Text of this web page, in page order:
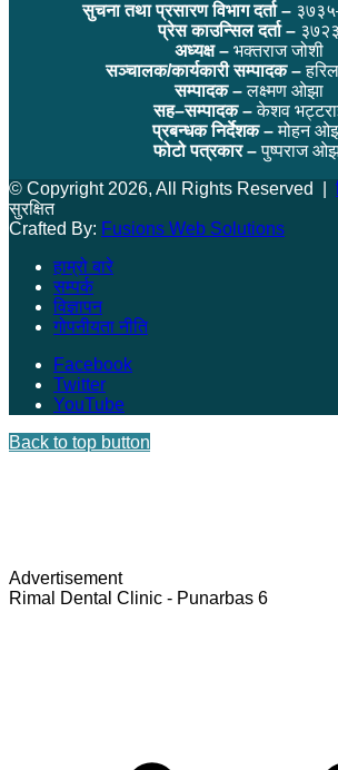
सुचना तथा प्रसारण विभाग दर्ता –
प्रेस काउन्सिल दर्ता – ३७२३
अध्यक्ष – भक्तराज जोशी
सञ्चालक/कार्यकारी सम्पादक –
सम्पादक –लक्ष्मण ओझा
सह–सम्पादक –केशव
प्रबन्धक निर्देशक –मोहन
फोटो पत्रकार –पुष्पराज
© Copyright 2026, All Rights Reserved |
सुरक्षित
Crafted By: Fusions Web Solutions
हाम्रो बारे
सम्पर्क
विज्ञापन
गोपनीयता नीति
Facebook
Twitter
YouTube
Back to top button
Advertisement
Rimal Dental Clinic - Punarbas 6